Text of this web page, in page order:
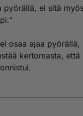
pyörällä, ei sitä
osaa ajaa pyörällä,
kertomasta,